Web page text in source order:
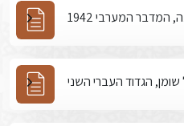
שומן, הגדוד העברי השני